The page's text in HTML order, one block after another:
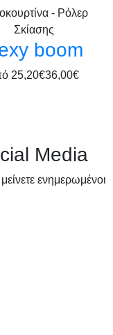
- Ρόλερ
Σκίασης
boom
25,20€36,00€
Media
ενημερωμένοι